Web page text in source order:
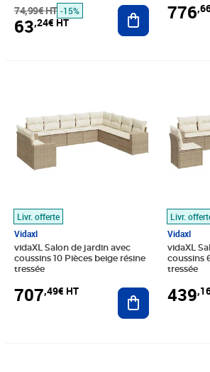
74,99€ HT -15%
63,24€ HT
Ajouter au
776
Livr. offerte
Vidaxl
vidaXL Salon de jardin avec
coussins 10 Pièces beige résine
tressée
707,49€ HT Ajouter au
Livr.
Vidaxl
vidaXL
coussins
tressée
439